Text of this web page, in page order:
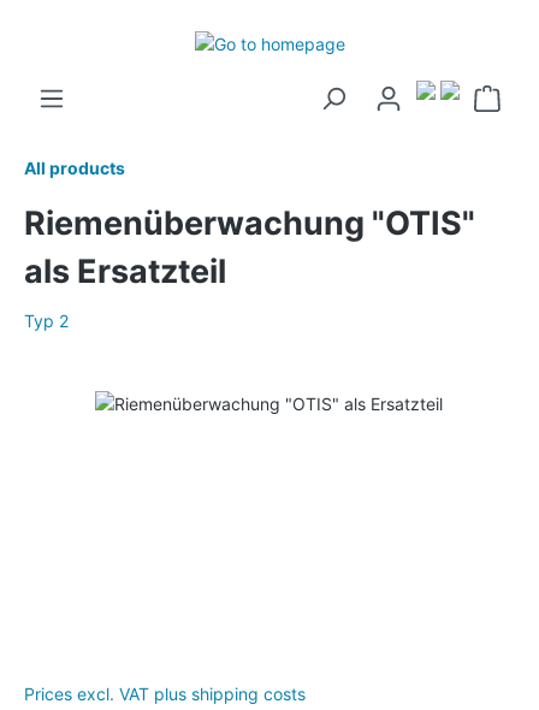
All products
Riemenüberwachung "OTIS"
als Ersatzteil
Typ 2
Prices excl. VAT plus shipping costs